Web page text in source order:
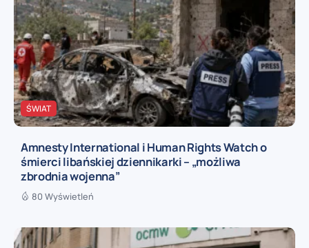
ŚWIAT
Amnesty International i Human Rights Watch o
śmierci libańskiej dziennikarki – „możliwa
zbrodnia wojenna”
80 Wyświetleń